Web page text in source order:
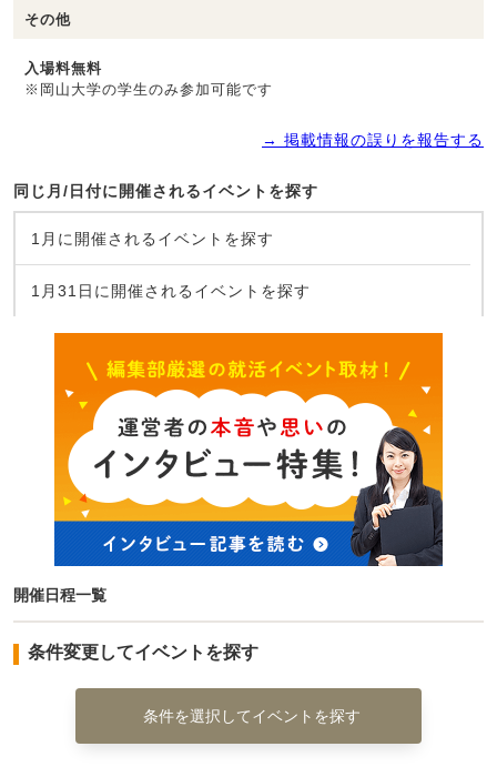
その他
入場料無料
※岡山大学の学生のみ参加可能です
→ 掲載情報の誤りを報告する
同じ月/日付に開催されるイベントを探す
1月に開催されるイベントを探す
1月31日に開催されるイベントを探す
開催日程一覧
条件変更してイベントを探す
条件を選択してイベントを探す